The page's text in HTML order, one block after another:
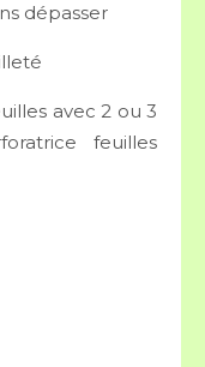
dépasser
avec 2 ou 3
feuilles